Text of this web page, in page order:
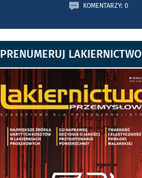
KOMENTARZY: 0
PRENUMERUJ LAKIERNICTWO